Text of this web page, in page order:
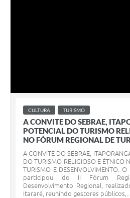
CULTURA TURISMO
A CONVITE DO SEBRAE,
POTENCIAL DO TURISMO
NO FÓRUM REGIONAL DE
A CONVITE DO SEBRAE,
DO TURISMO RELIGIOSO E ÉTNICO
TURISMO E DESENVOLVIMENTO.
participou do II Fórum
Desenvolvimento Regional,
Itararé, reunindo gestores públicos,...